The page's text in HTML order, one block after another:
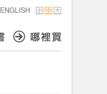
ENGLISH